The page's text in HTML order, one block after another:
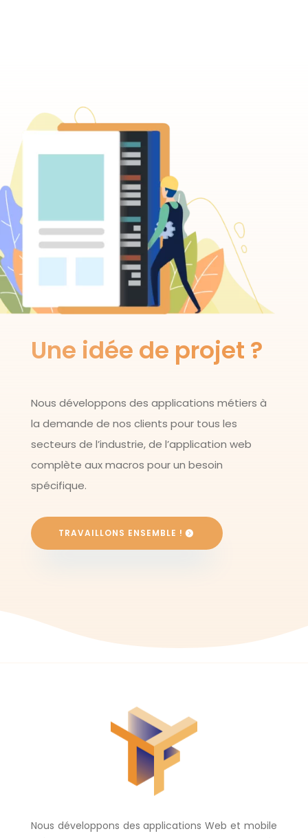
Une idée de projet ?
Nous développons des applications métiers à
la demande de nos clients pour tous les
secteurs de l’industrie, de l’application web
complète aux macros pour un besoin
spécifique.
TRAVAILLONS ENSEMBLE !
Nous développons des applications Web et mobile